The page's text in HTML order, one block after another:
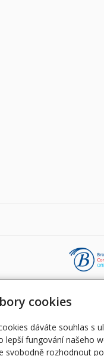
cookies
dáváte souhlas s
lepší fungování našeho
svobodně rozhodnout